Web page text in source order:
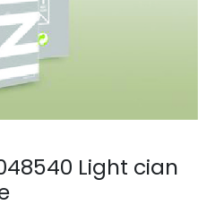
Light cian